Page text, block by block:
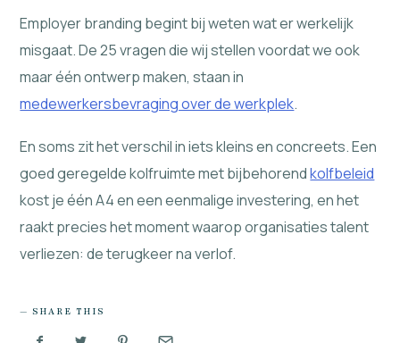
Employer branding begint bij weten wat er werkelijk
misgaat. De 25 vragen die wij stellen voordat we ook
maar één ontwerp maken, staan in
medewerkersbevraging over de werkplek.
En soms zit het verschil in iets kleins en concreets. Een
goed geregelde kolfruimte met bijbehorendkolfbeleid
kost je één A4 en een eenmalige investering, en het
raakt precies het moment waarop organisaties talent
verliezen: de terugkeer na verlof.
SHARE THIS